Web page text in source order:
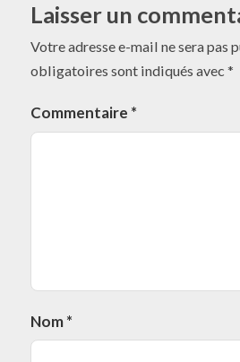
Laisser un
Votre adresse e-mail ne sera pas
obligatoires sont indiqués avec *
Commentaire *
Nom*